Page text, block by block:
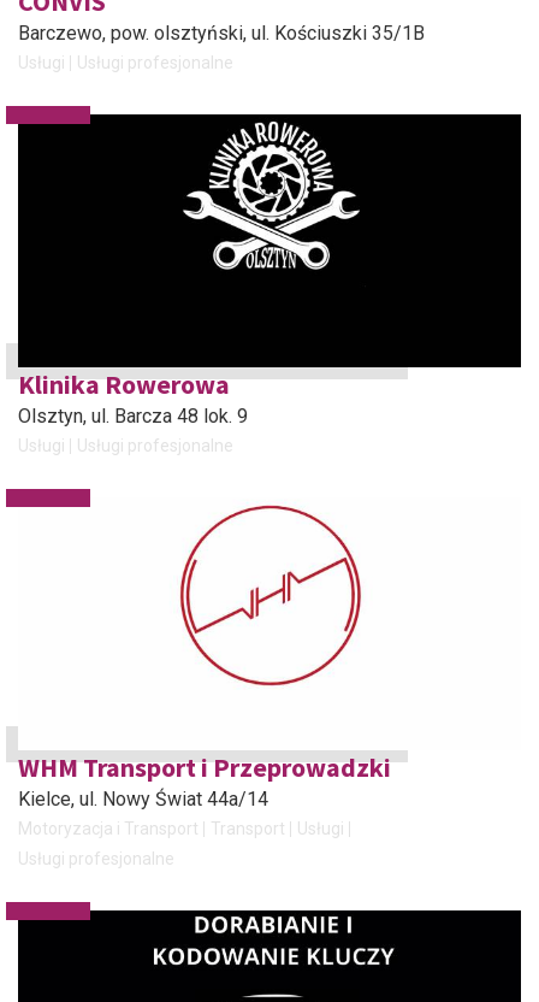
Barczewo, pow. olsztyński, ul. Kościuszki 35/1B
Usługi Usługi profesjonalne
Klinika Rowerowa
Olsztyn, ul. Barcza 48 lok. 9
Usługi Usługi profesjonalne
WHM Transport i Przeprowadzki
Kielce, ul. Nowy Świat 44a/14
Motoryzacja i Transport Transport
Usługi
Usługi profesjonalne